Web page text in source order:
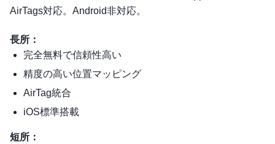
AirTags対応。Android非対応。
長所：
完全無料で信頼性高い
精度の高い位置マッピング
AirTag統合
iOS標準搭載
短所：